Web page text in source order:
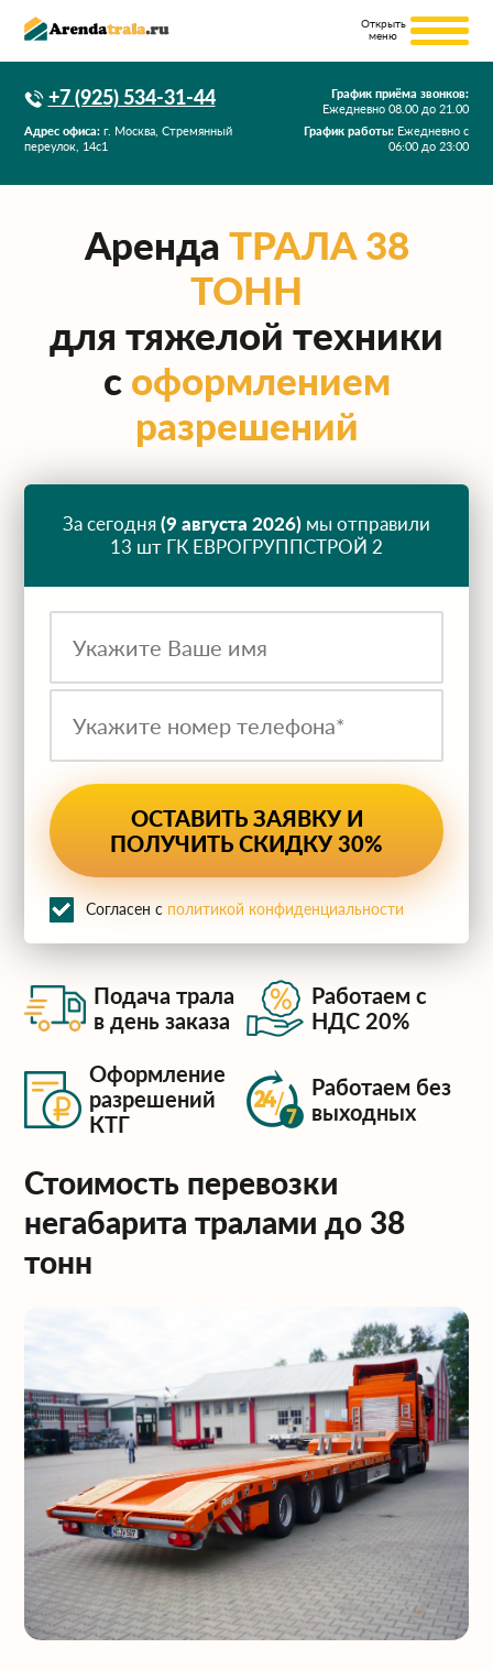
+7 (925) 534-31-44
Адрес офиса: г. Москва, Стремянный
переулок, 14с1
График приёма звонков:
Ежедневно 08.00 до 21.00
График работы: Ежедневно с
06:00 до 23:00
Аренда ТРАЛА 38
ТОНН
для тяжелой техники
с оформлением
разрешений
Подача трала
в день заказа
Работаем с
НДС 20%
Оформление
разрешений
КТГ
Работаем без
выходных
За сегодня(9 августа 2026) мы отправили
13 шт ГК ЕВРОГРУППСТРОЙ 2
Согласен с политикой конфиденциальности
Стоимость перевозки
негабарита тралами до 38
тонн